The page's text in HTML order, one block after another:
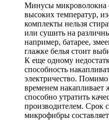
Минусы микроволокна
высоких температур,
комплекты нельзя
или сушить на
например, батарее,
глажке белья стоит
К еще одному
способность
электричество.
временем накапливает
способно утратить
производителем. Срок
микрофибры